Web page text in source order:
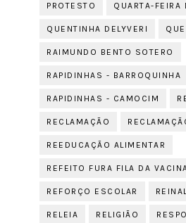
PROTESTO QUARTA-FEIRA
QUENTINHA DELYVERI
RAIMUNDO BENTO SOTERO
RAPIDINHAS - BARROQUINHA
RAPIDINHAS - CAMOCIM
RECLAMAÇÃO
REEDUCAÇÃO ALIMENTAR
REFEITO FURA FILA DA
REFORÇO ESCOLAR
RELEIA RELIGIÃO